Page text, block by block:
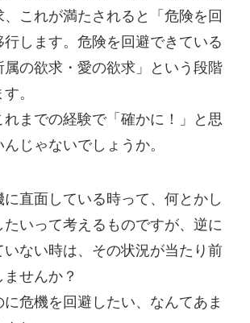
これが満たされると「危険を回
します。危険を回避できている
属の欲求・愛の欲求」という段階
。
までの経験で「確かに！」と思
じゃないでしょうか。
直面している時って、何とかし
いって考えるものですが、逆に
ない時は、その状況が当たり前
せんか？
危機を回避したい、なんてあま